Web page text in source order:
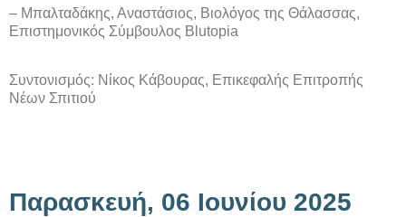
– Μπαλταδάκης, Αναστάσιος, Βιολόγος της Θάλασσας,
Επιστημονικός Σύμβουλος Blutopia
Συντονισμός: Νίκος Κάβουρας, Επικεφαλής Επιτροπής
Νέων Σπιτιού
Παρασκευή, 06 Ιουνίου 2025